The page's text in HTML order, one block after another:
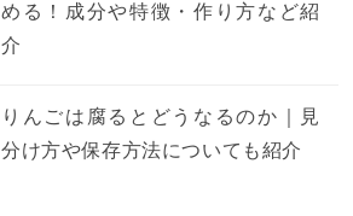
める！成分や特徴・作り方など紹
介
りんごは腐るとどうなるのか｜見
分け方や保存方法についても紹介